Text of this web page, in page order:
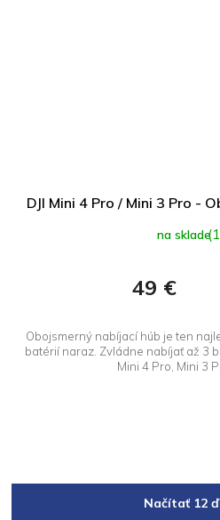
DJI Mini 4 Pro / Mini 3 Pro -
na sklade
49 €
Obojsmerný nabíjací húb je ten
batérií naraz. Zvládne nabíjať až 3
Mini 4 Pro, Mini 3
Načítať 12